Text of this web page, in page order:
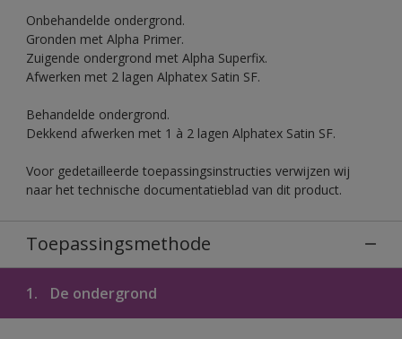
Onbehandelde ondergrond.
Gronden met Alpha Primer.
Zuigende ondergrond met Alpha Superfix.
Afwerken met 2 lagen Alphatex Satin SF.
Behandelde ondergrond.
Dekkend afwerken met 1 à 2 lagen Alphatex Satin SF.
Voor gedetailleerde toepassingsinstructies verwijzen wij
naar het technische documentatieblad van dit product.
Toepassingsmethode
1. De ondergrond